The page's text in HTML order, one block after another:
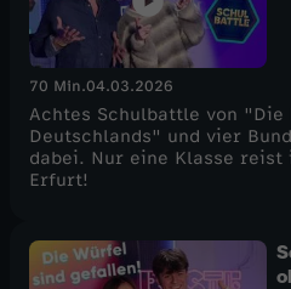
70 Min.04.03.2026
Achtes Schulbattle von "Die
Deutschlands" und vier
dabei. Nur eine Klasse reist
Erfurt!